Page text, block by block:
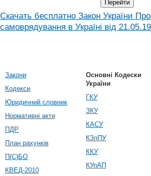
Скачать бесплатно Закон України
самоврядування в Україні вiд
Закони
Кодекси
Юридичний словник
Нормативні акти
ПДР
План рахунків
П(С)БО
КВЕД-2010
Основні Кодески
України
ГКУ
ЗКУ
КАСУ
КЗпПУ
ККУ
КУпАП